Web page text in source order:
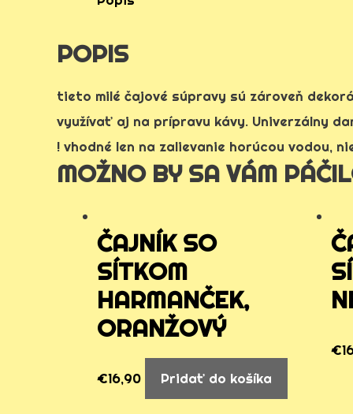
POPIS
tieto milé čajové súpravy sú zároveň
využívať aj na prípravu kávy. Univerzálny
! vhodné len na zalievanie horúcou vodou,
MOŽNO BY SA VÁM
ČAJNÍK SO
SÍTKOM
HARMANČEK,
ORANŽOVÝ
€16,90 Pridať do košíka
€